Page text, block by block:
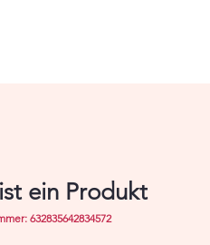
ein Produkt
632835642834572